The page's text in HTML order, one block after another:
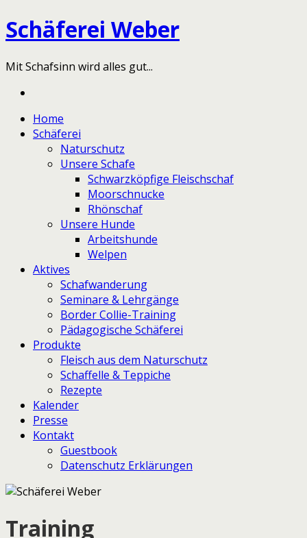
Schäferei Weber
Mit Schafsinn wird alles gut...
Home
Schäferei
Naturschutz
Unsere Schafe
Schwarzköpfige Fleischschaf
Moorschnucke
Rhönschaf
Unsere Hunde
Arbeitshunde
Welpen
Aktives
Schafwanderung
Seminare & Lehrgänge
Border Collie-Training
Pädagogische Schäferei
Produkte
Fleisch aus dem Naturschutz
Schaffelle & Teppiche
Rezepte
Kalender
Presse
Kontakt
Guestbook
Datenschutz Erklärungen
Training